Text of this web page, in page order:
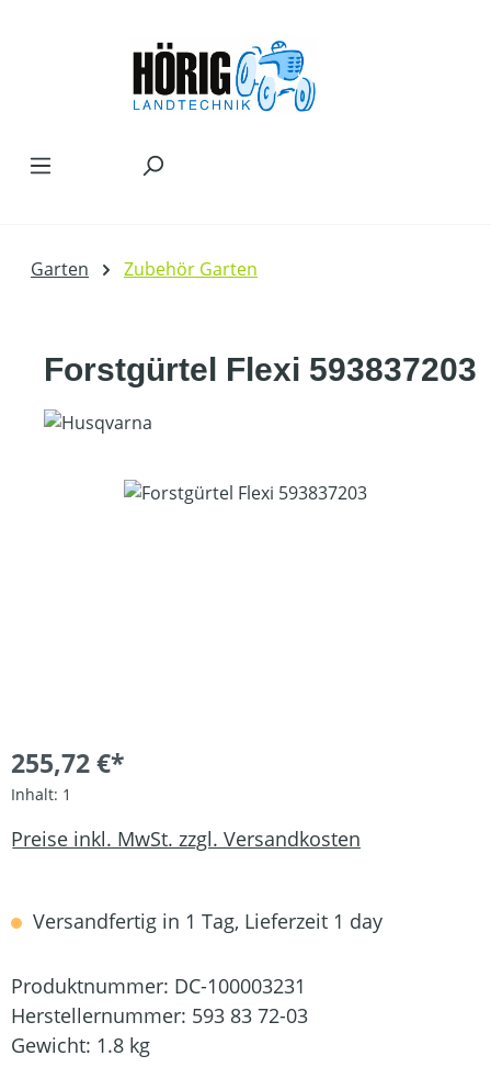
Garten Zubehör Garten
Forstgürtel Flexi 593837203
Bildergalerie überspringen
255,72 €*
Inhalt: 1
Preise inkl. MwSt. zzgl. Versandkosten
Versandfertig in 1 Tag, Lieferzeit 1 day
Produktnummer: DC-100003231
Herstellernummer: 593 83 72-03
Gewicht: 1.8 kg